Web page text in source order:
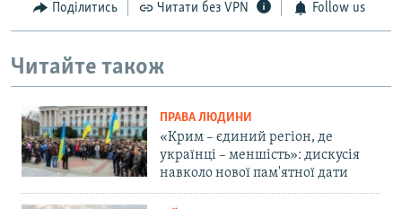
Поділитись Читати без VPN Follow us
Читайте також
ПРАВА ЛЮДИНИ
«Крим – єдиний регіон, де
українці – меншість»: дискусія
навколо нової пам'ятної дати